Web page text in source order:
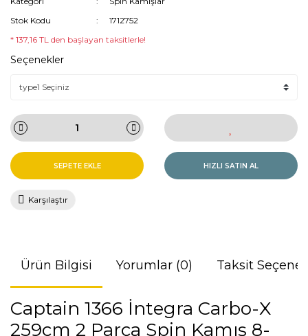
Stok Kodu
1712752
* 137,16 TL den başlayan taksitlerle!
Seçenekler
SEPETE EKLE HIZLI SATIN AL
Karşılaştır
Ürün Bilgisi Yorumlar (0) Taksit
Captain 1366 İntegra Carbo-X
259cm 2 Parça Spin Kamış 8-